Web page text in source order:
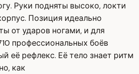
Руки подняты высоко, локти
Позиция идеально
от ударов ногами, и для
профессиональных боёв
её рефлекс. Её тело знает ритм
как